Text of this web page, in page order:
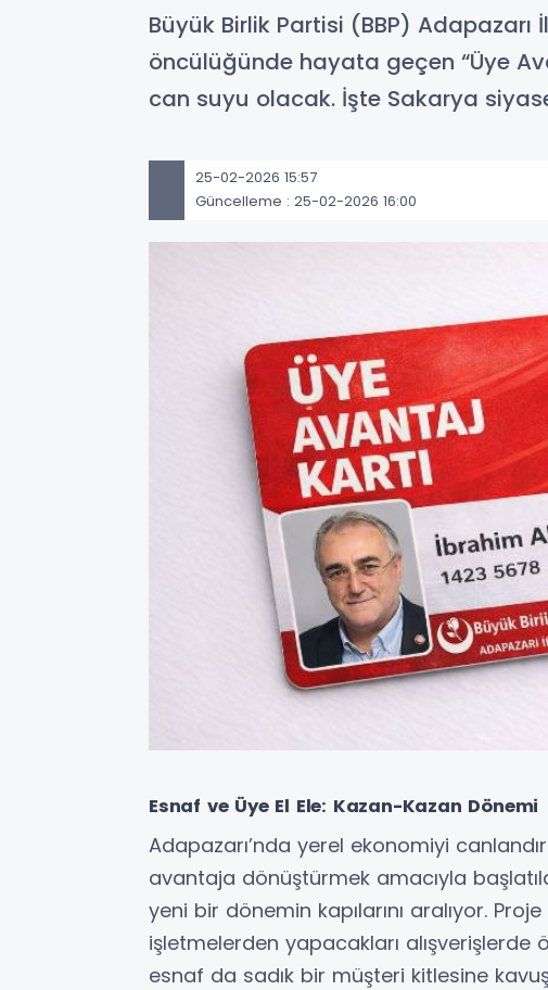
Büyük Birlik Partisi (BBP) Adapazarı
öncülüğünde hayata geçen “Üye
can suyu olacak. İşte Sakarya
25-02-2026 15:57
Güncelleme : 25-02-2026 16:00
Esnaf ve Üye El Ele: Kazan-Kazan Dönemi
Adapazarı’nda yerel ekonomiyi
avantaja dönüştürmek amacıyla
yeni bir dönemin kapılarını aralıyor.
işletmelerden yapacakları alışverişlerde
esnaf da sadık bir müşteri kitlesine